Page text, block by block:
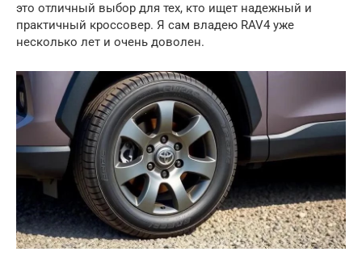
это отличный выбор для тех, кто ищет надежный и
практичный кроссовер. Я сам владею RAV4 уже
несколько лет и очень доволен.